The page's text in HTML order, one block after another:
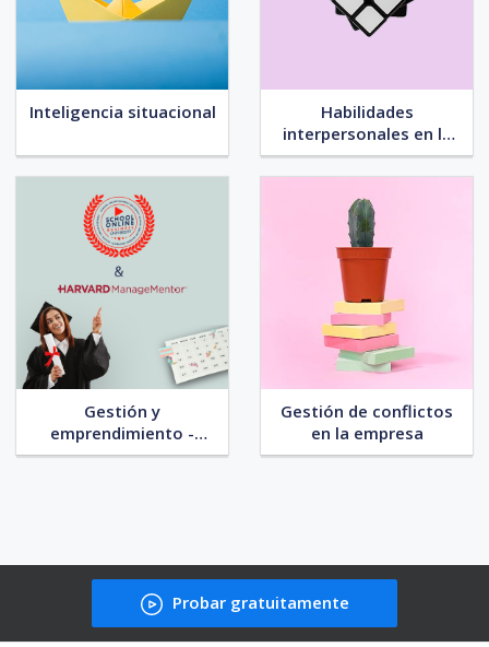
Inteligencia situacional
Habilidades
interpersonales en la
empresa
Gestión y
emprendimiento -
Programa Harvard
Gestión de conflictos
en la empresa
Probar gratuitamente